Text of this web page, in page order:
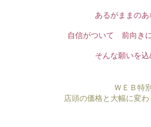
あるがままの
自信がついて 前向き
そんな願いを
ＷＥＢ特
店頭の価格と大幅に変